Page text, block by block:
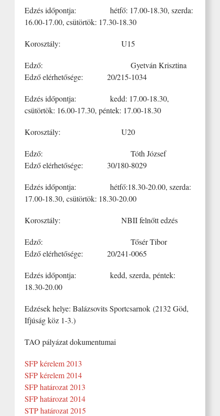
Edzés időpontja: hétfő: 17.00-18.30, szerda:
16.00-17.00, csütörtök: 17.30-18.30
Korosztály: U15
Edző: Gyetván Krisztina
Edző elérhetősége: 20/215-1034
Edzés időpontja: kedd: 17.00-18.30,
csütörtök: 16.00-17.30, péntek: 17.00-18.30
Korosztály: U20
Edző: Tóth József
Edző elérhetősége: 30/180-8029
Edzés időpontja: hétfő:18.30-20.00, szerda:
17.00-18.30, csütörtök: 18.30-20.00
Korosztály: NBII felnőtt edzés
Edző: Tősér Tibor
Edző elérhetősége: 20/241-0065
Edzés időpontja: kedd, szerda, péntek:
18.30-20.00
Edzések helye: Balázsovits Sportcsarnok (2132 Göd,
Ifjúság köz 1-3.)
TAO pályázat dokumentumai
SFP kérelem 2013
SFP kérelem 2014
SFP határozat 2013
SFP határozat 2014
STP határozat 2015